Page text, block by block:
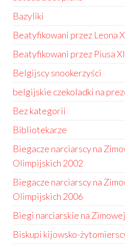
Bazyliki
Beatyfikowani przez Leona
Beatyfikowani przez Piusa XI
Belgijscy snookerzyści
belgijskie czekoladki na
Bez kategorii
Bibliotekarze
Biegacze narciarscy na
Olimpijskich 2002
Biegacze narciarscy na
Olimpijskich 2006
Biegi narciarskie na
Biskupi kijowsko-